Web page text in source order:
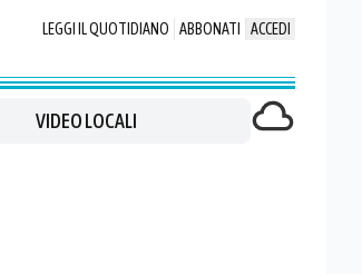
LEGGI IL QUOTIDIANO ABBONATI ACCEDI
VIDEO LOCALI